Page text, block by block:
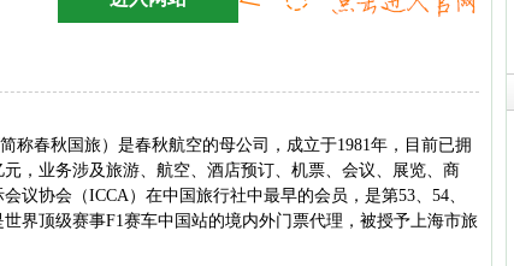
称春秋国旅）是春秋航空的母公司，成立于1981年，目前已拥
，业务涉及旅游、航空、酒店预订、机票、会议、展览、商
议协会（ICCA）在中国旅行社中最早的会员，是第53、54、
界顶级赛事F1赛车中国站的境内外门票代理，被授予上海市旅